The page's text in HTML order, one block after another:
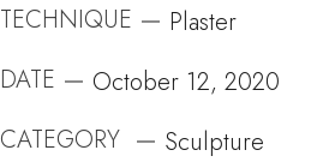
TECHNIQUE
Plaster
DATE
October 12, 2020
CATEGORY
Sculpture